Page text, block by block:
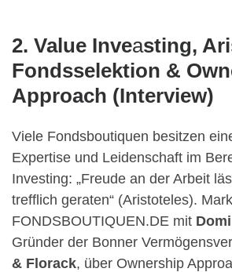
2. Value Inveasting,
Fondsselektion &
Approach (Interview)
Viele Fondsboutiquen besitzen
Expertise und Leidenschaft im
Investing: „Freude an der Arbeit
trefflich geraten“ (Aristoteles).
FONDSBOUTIQUEN.DE mit
Gründer der Bonner
& Florack, über Ownership